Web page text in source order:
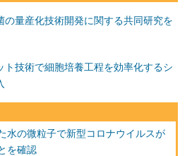
の量産化技術開発に関する共同研究を
ト技術で細胞培養工程を効率化するシ
水の微粒子で新型コロナウイルスが
を確認